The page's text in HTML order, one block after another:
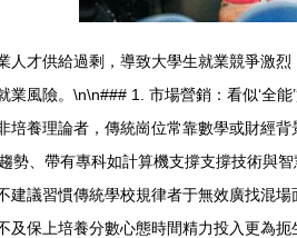
人才供給過剩，導致大學生就業競爭激
風險。\n\n### 1. 市場營銷：看似‘全
養理論者，傳統崗位常靠數學或財經
趨勢、帶有專科如計算機支撐支撐技術
議習慣傳統學校規律者于無效廣找混
及保上培養分數心態時間精力投入更為